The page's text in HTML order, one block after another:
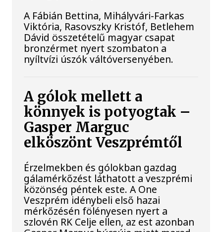
A Fábián Bettina, Mihályvári-Farkas
Viktória, Rasovszky Kristóf, Betlehem
Dávid összetételű magyar csapat
bronzérmet nyert szombaton a
nyíltvízi úszók váltóversenyében.
A gólok mellett a
könnyek is potyogtak –
Gasper Marguc
elköszönt Veszprémtől
Érzelmekben és gólokban gazdag
gálamérkőzést láthatott a veszprémi
közönség péntek este. A One
Veszprém idénybeli első hazai
mérkőzésén fölényesen nyert a
szlovén RK Celje ellen, az est azonban